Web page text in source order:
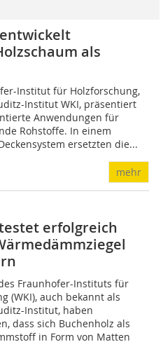
als
Institut für Holzforschung,
Institut WKI, präsentiert
Anwendungen für
Rohstoffe. In einem
ersetzten die...
mehr
erfolgreich
Fraunhofer-Instituts für
(WKI), auch bekannt als
Institut, haben
dass sich Buchenholz als
in Form von Matten